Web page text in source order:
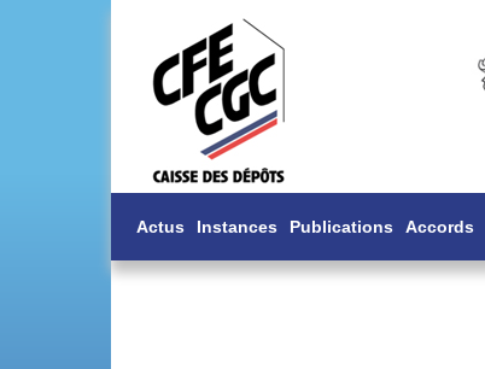
Actus Instances Publications Accords